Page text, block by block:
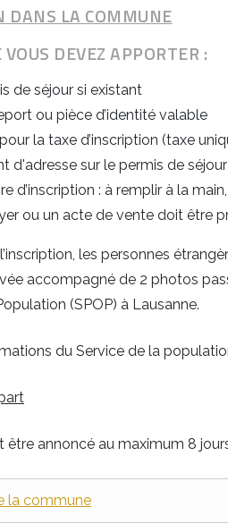
DANS LA COMMUNE
VOUS DEVEZ APPORTER :
de séjour si existant
ou pièce d’identité valable
la taxe d’inscription (taxe
d'adresse sur le permis de séjour
d’inscription : à remplir à la
ou un acte de vente doit être
les personnes
accompagné de 2 photos
(SPOP) à Lausanne.
du Service de la
être annoncé au maximum 8
la commune